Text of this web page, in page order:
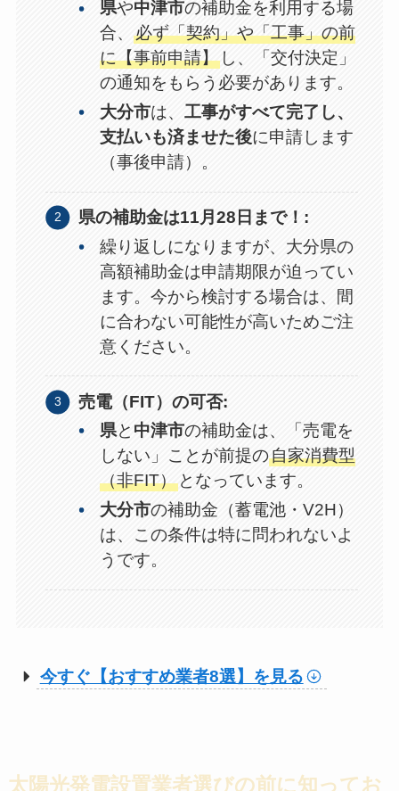
県や中津市の補助金を利用する場
合、 必ず「契約」や「工事」の前
に【事前申請】し、「交付決定」
の通知をもらう必要があります。
大分市は、 工事がすべて完了し、
支払いも済ませた後に申請します
（事後申請）。
県の補助金は11月28日まで！:
繰り返しになりますが、大分県の
高額補助金は申請期限が迫ってい
ます。今から検討する場合は、間
に合わない可能性が高いためご注
意ください。
売電（FIT）の可否:
県と 中津市の補助金は、「売電を
しない」ことが前提の自家消費型
（非FIT）となっています。
大分市の補助金（蓄電池・V2H）
は、この条件は特に問われないよ
うです。
今すぐ【おすすめ業者8選】を見る
太陽光発電設置業者選びの前に知ってお